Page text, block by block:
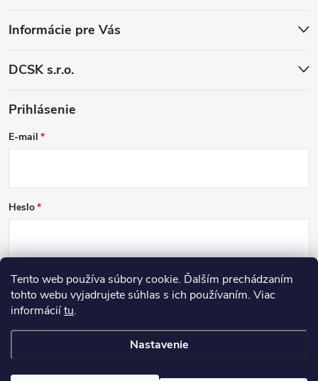
Tento web používa súbory cookie. Ďalším prechádzaním
tohto webu vyjadrujete súhlas s ich používaním. Viac
informáciítu.
Nastavenie
Informácie pre Vás
DCSK s.r.o.
Prihlásenie
E-mail
Heslo
PRIHLÁSIŤ SA